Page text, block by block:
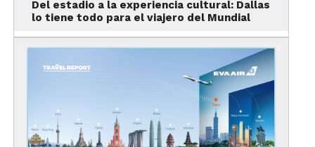
Cowboys Pro Shop. Allí encontrarás playeras,
plateado. Ten en cuenta que la sede oficial y lugar
de práctica de los Cowboys es The Star, en la
ciudad de Frisco.
Dallas Mavericks
Del estadio a la experiencia cultural: Dallas
lo tiene todo para el viajero del Mundial